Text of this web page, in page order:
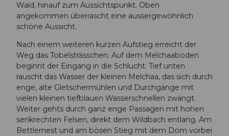
Wald, hinauf zum Aussichtspunkt. Oben
angekommen überrascht eine aussergewöhnlich
schöne Aussicht.
Nach einem weiteren kurzen Aufstieg erreicht der
Weg das Tobelsträsschen. Auf dem Melchaaboden
beginnt der Eingang in die Schlucht. Tief unten
rauscht das Wasser der kleinen Melchaa, das sich durch
enge, alte Gletschermühlen und Durchgänge mit
vielen kleinen tiefblauen Wasserschnellen zwängt.
Weiter gehts durch ganz enge Passagen mit hohen
senkrechten Felsen, direkt dem Wildbach entlang. Am
Bettlernest und am bösen Stieg mit dem Dom vorbei